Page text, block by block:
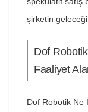
şirketin
Dof
Faaliyet
Dof Robotik Ne